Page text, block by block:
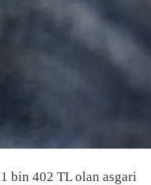
bin 402 TL olan asgari